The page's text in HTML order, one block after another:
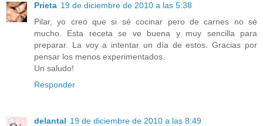
Prieta 19 de diciembre de 2010 a las 5:38
Pilar, yo creo que si sé cocinar pero de carnes no sé
mucho. Esta receta se ve buena y muy sencilla para
preparar. La voy a intentar un día de estos. Gracias por
pensar los menos experimentados.
Un saludo!
Responder
delantal 19 de diciembre de 2010 a las 8:49